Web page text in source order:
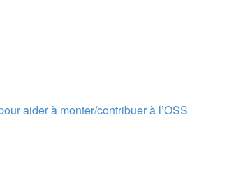
aider à monter/contribuer à l’OSS